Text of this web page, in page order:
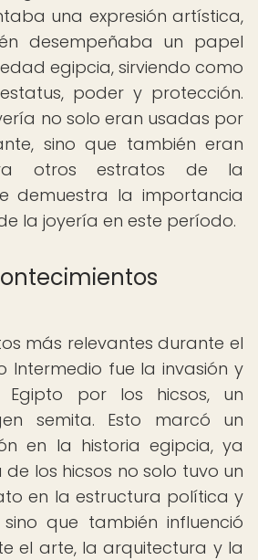
una expresión artística,
desempeñaba un papel
egipcia, sirviendo como
poder y protección.
no solo eran usadas por
sino que también eran
otros estratos de la
demuestra la importancia
la joyería en este período.
más relevantes durante el
Intermedio fue la invasión y
Egipto por los hicsos, un
semita. Esto marcó un
en la historia egipcia, ya
los hicsos no solo tuvo un
en la estructura política y
que también influenció
el arte, la arquitectura y la